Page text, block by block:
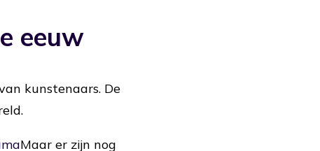
eeuw
kunstenaars. De
Maar er zijn nog